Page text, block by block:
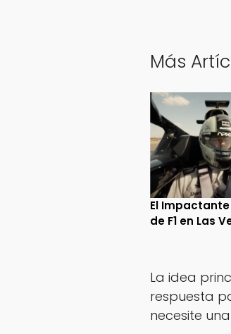
Más
El
de F1 en Las
La idea
respuesta
necesite